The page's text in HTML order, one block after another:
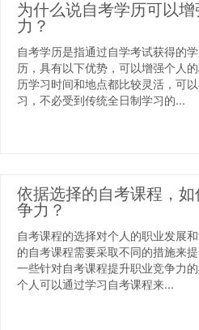
为什么说自考学历可以
力？
自考学历是指通过自学考试获得的
历，具有以下优势，可以增强个人
历学习时间和地点都比较灵活，可
习，不必受到传统全日制学习的...
依据选择的自考课程，
争力？
自考课程的选择对个人的职业发展
的自考课程需要采取不同的措施来
一些针对自考课程提升职业竞争力
个人可以通过学习自考课程来...